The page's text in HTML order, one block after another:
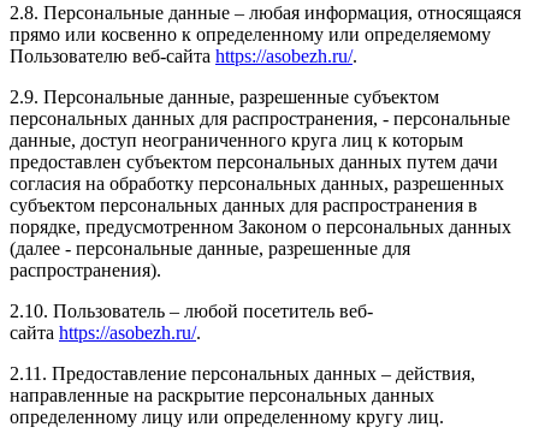
2.8. Персональные данные – любая информация, относящаяся
прямо или косвенно к определенному или определяемому
Пользователю веб-сайта https://asobezh.ru/.
2.9. Персональные данные, разрешенные субъектом
персональных данных для распространения, - персональные
данные, доступ неограниченного круга лиц к которым
предоставлен субъектом персональных данных путем дачи
согласия на обработку персональных данных, разрешенных
субъектом персональных данных для распространения в
порядке, предусмотренном Законом о персональных данных
(далее - персональные данные, разрешенные для
распространения).
2.10. Пользователь – любой посетитель веб-
сайта https://asobezh.ru/.
2.11. Предоставление персональных данных – действия,
направленные на раскрытие персональных данных
определенному лицу или определенному кругу лиц.